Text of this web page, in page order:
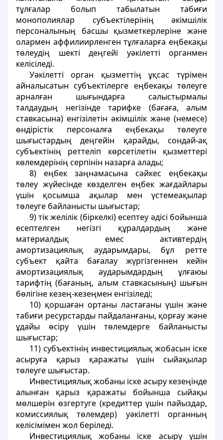
тұлғалар болып табылатын табиғи
монополиялар субъектілерінің әкімшілік
персоналының басшы қызметкерлеріне және
олармен аффилиирленген тұлғаларға еңбекақы
төлеудің шекті деңгейі уәкілетті органмен
келісіледі.
Уәкілетті орган қызметтің ұқсас түрімен
айналысатын субъектілерге еңбекақы төлеуге
арналған шығындарға салыстырмалы
талдаудың негізінде тарифке (бағаға, алым
ставкасына) енгізілетін әкімшілік және (немесе)
өндірістік персоналға еңбекақы төлеуге
шығыстардың деңгейін қарайды, сондай-ақ
субъектінің реттеліп көрсетілетін қызметтері
көлемдерінің серпінін назарға алады;
8) еңбек заңнамасына сәйкес еңбекақы
төлеу жүйесінде көзделген еңбек жағдайлары
үшін қосымша ақылар мен үстемеақылар
төлеуге байланысты шығыстар;
9) тік желілік (біркелкі) есептеу әдісі бойынша
есептелген негізгі құралдардың және
материалдық емес активтердің
амортизациялық аударымдары, бұл ретте
субъект қайта бағалау жүргізгеннен кейін
амортизациялық аударымдардың ұлғаюы
тарифтің (бағаның, алым ставкасының) шығын
бөлігіне кезең-кезеңмен енгізіледі;
10) қоршаған ортаны ластағаны үшін және
табиғи ресурстарды пайдаланғаны, қорғау және
ұдайы өсіру үшін төлемдерге байланысты
шығыстар;
11) субъектінің инвестициялық жобасын іске
асыруға қарыз қаражаты үшін сыйақылар
төлеуге шығыстар.
Инвестициялық жобаны іске асыру кезеңінде
алынған қарыз қаражаты бойынша сыйақы
мөлшерін өзгертуге (кредиттер үшін пайыздар,
комиссиялық төлемдер) уәкілетті органның
келісімімен жол беріледі.
Инвестициялық жобаны іске асыру үшін